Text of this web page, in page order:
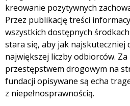
kreowanie pozytywnych
Przez publikację treści
wszystkich dostępnych
stara się, aby jak najskuteczniej
największej liczby odbiorców.
przestępstwem drogowym na
fundacji opisywane są echa
z niepełnosprawnością.